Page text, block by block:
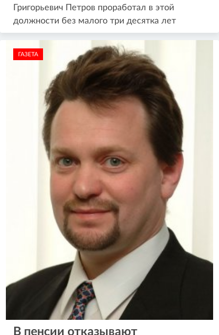
Григорьевич Петров проработал в этой
должности без малого три десятка лет
ГАЗЕТА
В пенсии отказывают